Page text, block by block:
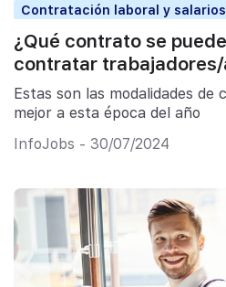
Contratación laboral y salarios
¿Qué contrato se
contratar trabajadores/
Estas son las modalidades de
mejor a esta época del año
InfoJobs - 30/07/2024